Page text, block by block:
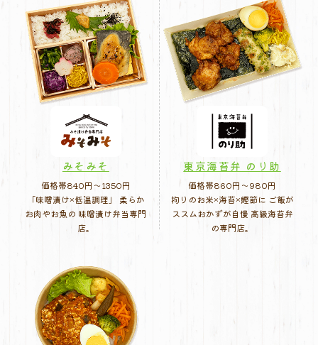
みそみそ
価格帯840円〜1350円
「味噌漬け×低温調理」 柔らか
お肉やお魚の 味噌漬け弁当専門
店。
東京海苔弁 のり助
価格帯860円〜980円
拘りのお米×海苔×鰹節に ご飯が
ススムおかずが自慢 高級海苔弁
の専門店。